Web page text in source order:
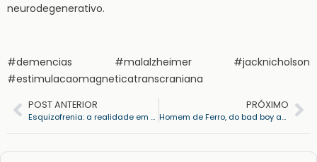
neurodegenerativo.
#demencias #malalzheimer #jacknicholson
#estimulacaomagneticatranscraniana
POST ANTERIOR
Esquizofrenia: a realidade em fragmentos de uma mente brilhante.
PRÓXIMO
Homem de Ferro, do bad boy ao super-herói: Tratamento para dependência